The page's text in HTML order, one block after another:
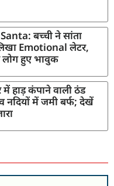
बच्ची ने सांता
Emotional लेटर,
हुए भावुक
हाड़ कंपाने वाली ठंड
नदियों में जमी बर्फ; देखें